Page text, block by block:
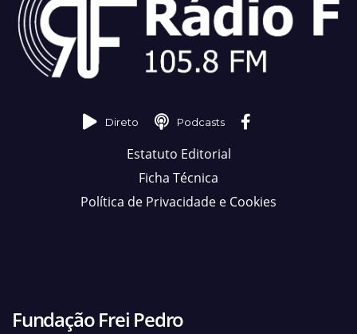
Direto Podcasts
Estatuto Editorial
Ficha Técnica
Política de Privacidade e Cookies
Fundação Frei Pedro